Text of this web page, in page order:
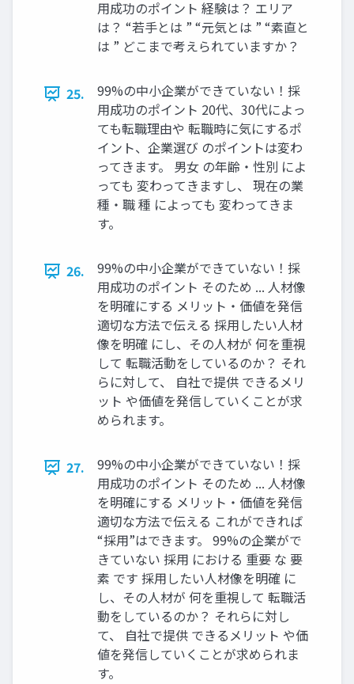
用成功のポイント 経験は？ エリア
は？ “若手とは ” “元気とは ” “素直と
は ” どこまで考えられていますか？
25.
99%の中小企業ができていない！採
用成功のポイント 20代、30代によっ
ても転職理由や 転職時に気にするポ
イント、企業選び のポイントは変わ
ってきます。 男女 の年齢・性別 によ
っても 変わってきますし、 現在の業
種・職 種 によっても 変わってきま
す。
26.
99%の中小企業ができていない！採
用成功のポイント そのため ... 人材像
を明確にする メリット・価値を発信
適切な方法で伝える 採用したい人材
像を明確 にし、その人材が 何を重視
して 転職活動をしているのか？ それ
らに対して、 自社で提供 できるメリ
ット や価値を発信していくことが求
められます。
27.
99%の中小企業ができていない！採
用成功のポイント そのため ... 人材像
を明確にする メリット・価値を発信
適切な方法で伝える これができれば
“採用”はできます。 99%の企業がで
きていない 採用 における 重要 な 要
素 です 採用したい人材像を明確 に
し、その人材が 何を重視して 転職活
動をしているのか？ それらに対し
て、 自社で提供 できるメリット や価
値を発信していくことが求められま
す。